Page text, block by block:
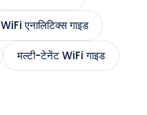
WiFi एनालिटिक्स गाइड
मल्टी-टेनेंट WiFi गाइड